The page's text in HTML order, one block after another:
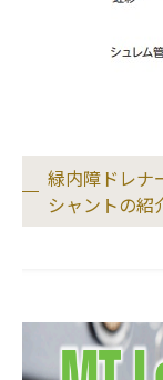
緑内障ドレ
シャントの紹